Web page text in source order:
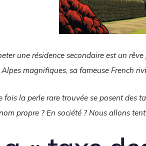
une résidence secondaire est un
Alpes magnifiques, sa fameuse French
fois la perle rare trouvée se posent des
propre ? En société ? Nous allons